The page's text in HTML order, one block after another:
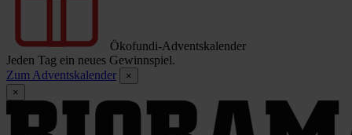
Ökofundi-Adventskalender
Jeden Tag ein neues Gewinnspiel.
Zum Adventskalender
×
×